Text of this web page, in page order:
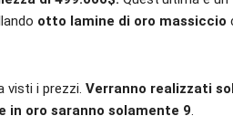
otto lamine di oro massiccio
visti i prezzi. Verranno realizzati
in oro saranno solamente 9.